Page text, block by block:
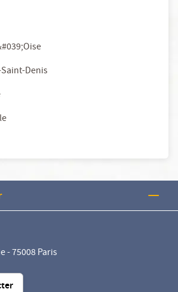
Denis
- 75008 Paris